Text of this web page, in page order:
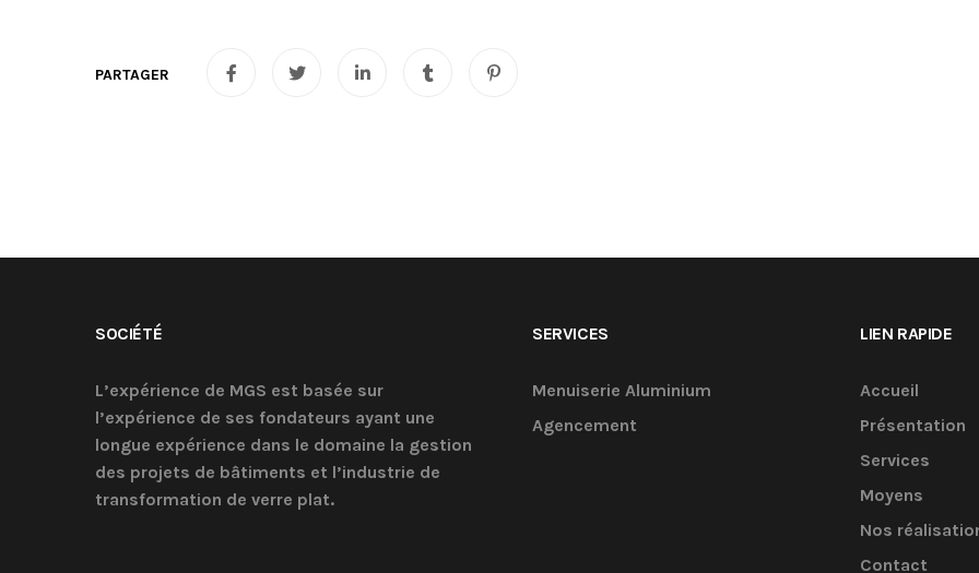
SOCIÉTÉ
L’expérience de MGS est basée sur
l’expérience de ses fondateurs ayant une
longue expérience dans le domaine la gestion
des projets de bâtiments et l’industrie de
transformation de verre plat.
SERVICES
Menuiserie Aluminium
Agencement
LIEN RAPIDE
Accueil
Présentation
Services
Moyens
Nos
Contact